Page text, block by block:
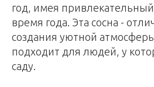
год, имея
время года. Эта сосна -
создания уютной
подходит для людей, у
саду.